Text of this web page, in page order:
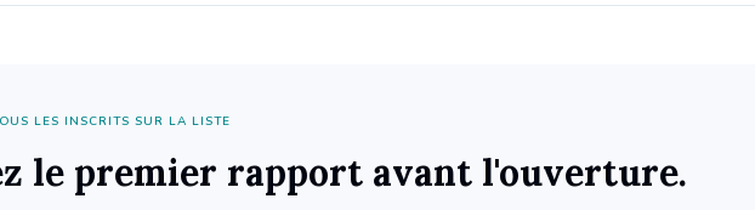
LES INSCRITS SUR LA LISTE
le premier rapport avant l'ouverture.